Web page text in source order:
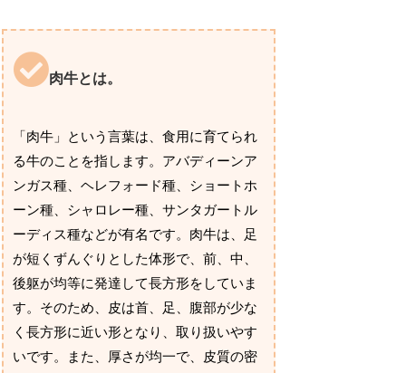
肉牛とは。
「肉牛」という言葉は、食用に育てられ
る牛のことを指します。アバディーンア
ンガス種、ヘレフォード種、ショートホ
ーン種、シャロレー種、サンタガートル
ーディス種などが有名です。肉牛は、足
が短くずんぐりとした体形で、前、中、
後躯が均等に発達して長方形をしていま
す。そのため、皮は首、足、腹部が少な
く長方形に近い形となり、取り扱いやす
いです。また、厚さが均一で、皮質の密